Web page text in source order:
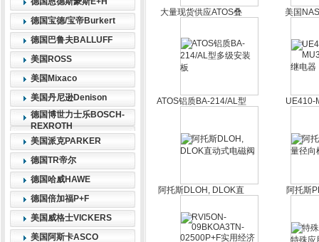
德国宝德/宝帝Burkert
德国巴鲁夫BALLUFF
美国ROSS
美国Mixaco
美国丹尼逊Denison
德国博世力士乐BOSCH-
REXROTH
美国派克PARKER
德国TR帝尔
德国哈威HAWE
德国倍加福P+F
美国威格士VICKERS
美国阿斯卡ASCO
大量现货供应ATOS叠
美国
ATOS铝质BA-214/AL型
UE410-
阿托斯DLOH, DLOK直
阿托斯